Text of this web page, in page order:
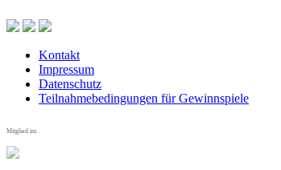
Kontakt
Impressum
Datenschutz
Teilnahmebedingungen für Gewinnspiele
Mitglied im